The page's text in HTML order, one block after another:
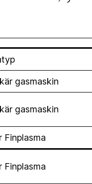
gasmaskin
gasmaskin
Finplasma
Finplasma